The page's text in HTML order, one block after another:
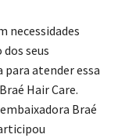
necessidades
seus
atender essa
Hair Care.
Braé